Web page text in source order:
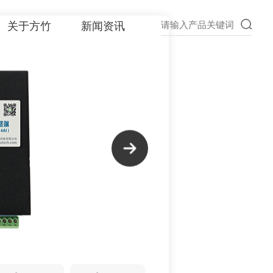
关于方竹 新闻资讯